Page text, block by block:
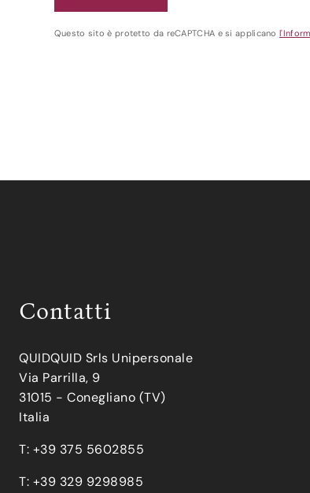
Questo sito è protetto da reCAPTCHA e si applicano
Contatti
QUIDQUID Srls Unipersonale
Via Parrilla, 9
31015 - Conegliano (TV)
Italia
T: +39 375 5602855
T: +39 329 9298985